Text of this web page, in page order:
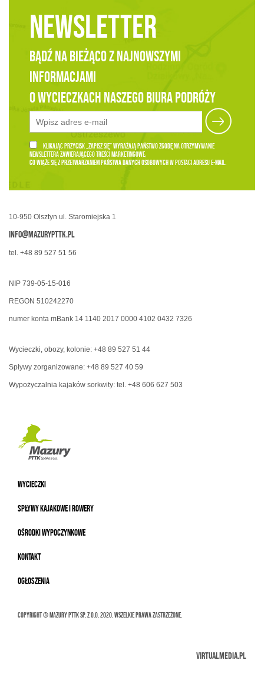
Newsletter
Bądź na bieżąco z najnowszymi
informacjami
o wycieczkach naszego Biura Podróży
Klikając przycisk „zapisz się” wyrażają Państwo zgodę na otrzymywanie
newslettera zawierającego treści marketingowe,
co wiąże się z przetwarzaniem Państwa danych osobowych w postaci adresu e-mail.
10-950 Olsztyn ul. Staromiejska 1
info@mazurypttk.pl
tel. +48 89 527 51 56
NIP 739-05-15-016
REGON 510242270
numer konta mBank 14 1140 2017 0000 4102 0432 7326
Wycieczki, obozy, kolonie: +48 89 527 51 44
Spływy zorganizowane: +48 89 527 40 59
Wypożyczalnia kajaków sorkwity: tel. +48 606 627 503
WYCIECZKI
SPŁYWY KAJAKOWE I ROWERY
OŚRODKI WYPOCZYNKOWE
KONTAKT
OGŁOSZENIA
Copyright © MAZURY PTTK Sp. z o.o. 2020. Wszelkie prawa zastrzeżone.
VIRTUALMEDIA.PL